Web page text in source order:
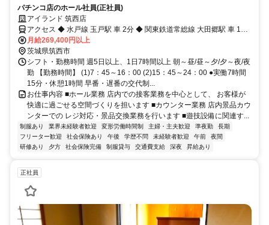
パチンコ店のホール社員(正社員)
アイランド 筑西店
アクセス ◆ 水戸線 玉戸駅 車 2分 ◆ 関東鉄道常総線 大田郷駅 車 12
分 ◆ 水戸線 川島駅 車 10分 ◆ 水戸線 下館駅 車 13分 ◆ 関東鉄道常
総線 下館駅 車 13分
月給269,400円以上
茨城県筑西市
シフト・勤務時間 週5日以上、1日7時間以上 朝～昼/昼～夕/夕～夜/夜
勤 【勤務時間】 (1)7：45～16：00 (2)15：45～24：00 ●実働7時間
15分・休憩1時間 早番・遅番の交代制...
お仕事内容 ■ホール業務 店内での接客業務を中心として、 お客様が
快適に過ごせる空間づくりを担います ■カウンター業務 店内景品カウ
ンターでの レジ対応・景品交換業務を行います ■遊技設備に関連す...
制服あり 業界未経験者歓迎 変形労働時間制 主婦・主夫歓迎 準夜勤
長期
フリーター歓迎
社会保険あり 午後 学歴不問 未経験者歓迎 午前
夜間
研修あり
夕方 社会保険完備 制服貸与 交通費支給 深夜 昇給あり
正社員